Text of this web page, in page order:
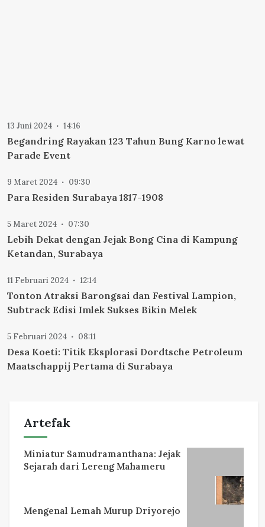
13 Juni 2024 14:16
Begandring Rayakan 123 Tahun Bung Karno lewat
Parade Event
9 Maret 2024 09:30
Para Residen Surabaya 1817-1908
5 Maret 2024 07:30
Lebih Dekat dengan Jejak Bong Cina di Kampung
Ketandan, Surabaya
11 Februari 2024 12:14
Tonton Atraksi Barongsai dan Festival Lampion,
Subtrack Edisi Imlek Sukses Bikin Melek
5 Februari 2024 08:11
Desa Koeti: Titik Eksplorasi Dordtsche Petroleum
Maatschappij Pertama di Surabaya
Artefak
Miniatur Samudramanthana: Jejak
Sejarah dari Lereng Mahameru
Mengenal Lemah Murup Driyorejo